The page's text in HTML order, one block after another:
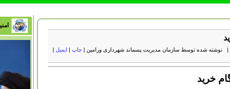
| نوشته شده توسط سازمان مدیریت پسماند شهرداری ورامین | چاپ | ایمیل |
خرید